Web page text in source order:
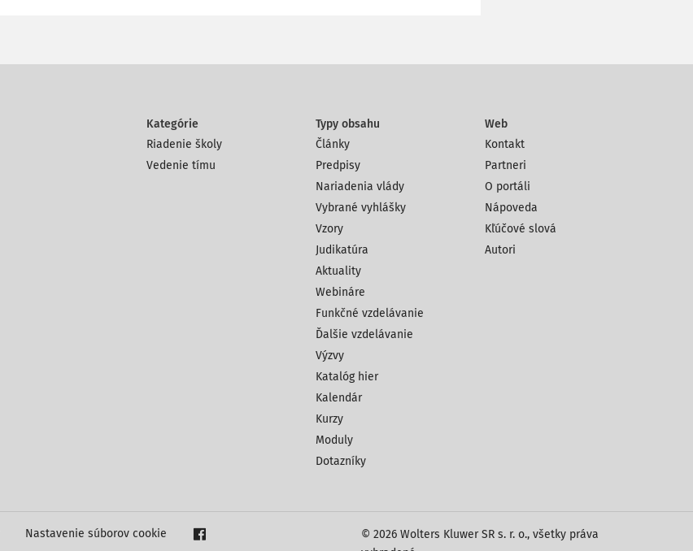
Kategórie
Riadenie školy
Vedenie tímu
Typy obsahu
Články
Predpisy
Nariadenia vlády
Vybrané vyhlášky
Vzory
Judikatúra
Aktuality
Webináre
Funkčné vzdelávanie
Ďalšie vzdelávanie
Výzvy
Katalóg hier
Kalendár
Kurzy
Moduly
Dotazníky
Web
Kontakt
Partneri
O portáli
Nápoveda
Kľúčové slová
Autori
© 2026 Wolters Kluwer SR s. r. o., všetky práva
Nastavenie súborov cookie